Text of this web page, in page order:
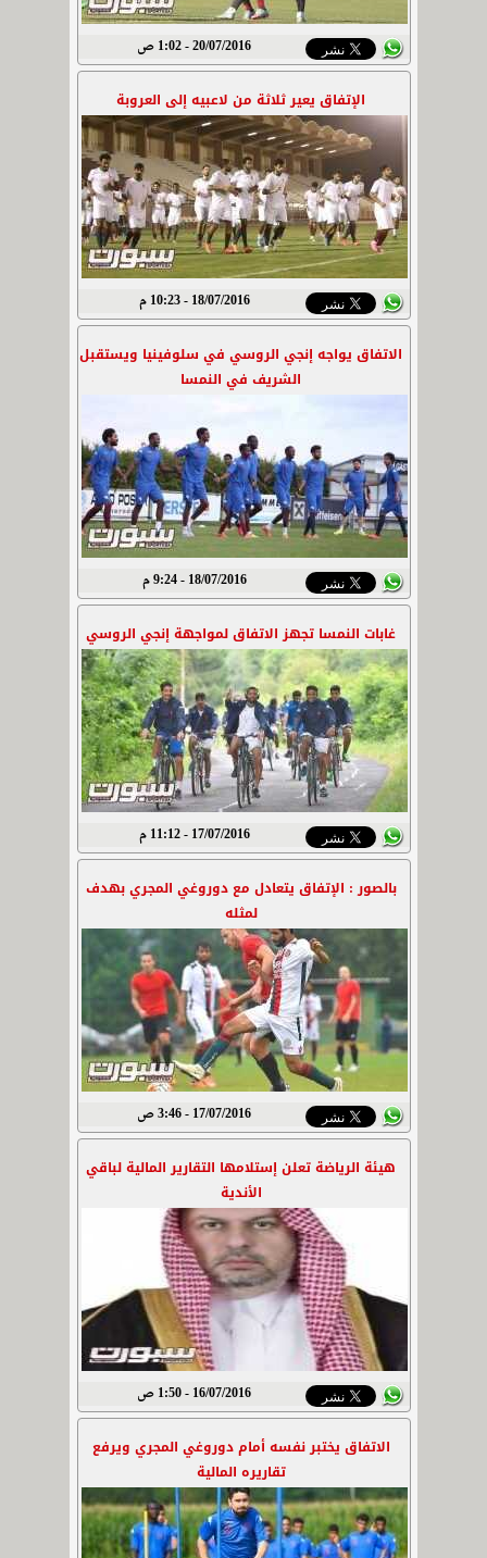
20/07/2016 - 1:02 ص
الإتفاق يعير ثلاثة من لاعبيه إلى العروبة
18/07/2016 - 10:23 م
الاتفاق يواجه إنجي الروسي في سلوفينيا ويستقبل
الشريف في النمسا
18/07/2016 - 9:24 م
غابات النمسا تجهز الاتفاق لمواجهة إنجي الروسي
17/07/2016 - 11:12 م
بالصور : الإتفاق يتعادل مع دوروغي المجري بهدف
لمثله
17/07/2016 - 3:46 ص
هيئة الرياضة تعلن إستلامها التقارير المالية لباقي
الأندية
16/07/2016 - 1:50 ص
الاتفاق يختبر نفسه أمام دوروغي المجري ويرفع
تقاريره المالية